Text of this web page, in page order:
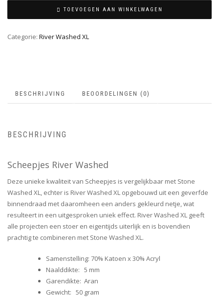
TOEVOEGEN AAN WINKELWAGEN
Categorie: River Washed XL
BESCHRIJVING BEOORDELINGEN (0)
BESCHRIJVING
Scheepjes River Washed
Deze unieke kwaliteit van Scheepjes is vergelijkbaar met Stone
Washed XL, echter is River Washed XL opgebouwd uit een geverfde
binnendraad met daaromheen een anders gekleurd netje, wat
resulteert in een uitgesproken uniek effect. River Washed XL geeft
alle projecten een stoer en eigentijds uiterlijk en is bovendien
prachtig te combineren met Stone Washed XL.
Samenstelling: 70% Katoen x 30% Acryl
Naalddikte: 5 mm
Garendikte: Aran
Gewicht: 50 gram